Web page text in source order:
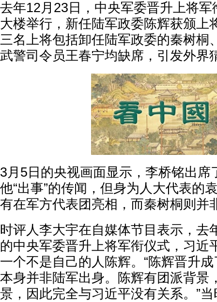
去年12月23日，中央军委晋升上将
大楼举行，新任陆军政委陈辉获颁上
三名上将包括卸任陆军政委的秦树桐
武警司令员王春宁均缺席，引发外界
3月5日的央视画面显示，李桥铭出席
他“出事”的传闻，但身为人大代表的
有在军方代表团亮相，而秦树桐则并
时评人李大宇在自媒体节目表示，去
的中央军委晋升上将军衔仪式，习近
一个不是自己的人陈辉。“陈辉晋升
本身并非陆军出身。陈辉有团派背景
景，因此完全与习近平没有关系。”